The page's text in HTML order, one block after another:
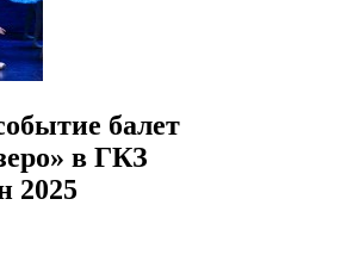
балет
в ГКЗ
2025